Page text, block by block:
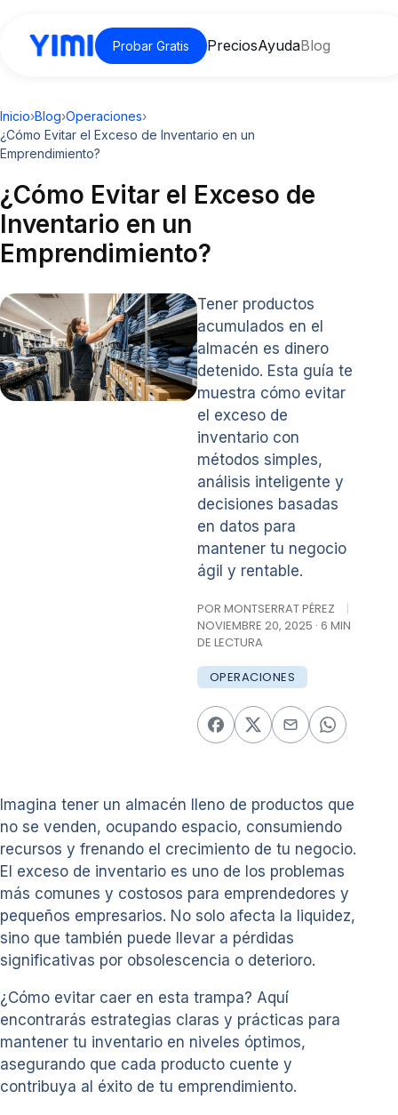
Probar Gratis PreciosAyudaBlog
Inicio›Blog›Operaciones›
¿Cómo Evitar el Exceso de Inventario en un
Emprendimiento?
¿Cómo Evitar el Exceso de
Inventario en un
Emprendimiento?
Tener productos
acumulados en el
almacén es dinero
detenido. Esta guía te
muestra cómo evitar
el exceso de
inventario con
métodos simples,
análisis inteligente y
decisiones basadas
en datos para
mantener tu negocio
ágil y rentable.
POR MONTSERRAT PÉREZ
|
NOVIEMBRE 20, 2025 · 6 MIN
DE LECTURA
OPERACIONES
Imagina tener un almacén lleno de productos que
no se venden, ocupando espacio, consumiendo
recursos y frenando el crecimiento de tu negocio.
El exceso de inventario es uno de los problemas
más comunes y costosos para emprendedores y
pequeños empresarios. No solo afecta la liquidez,
sino que también puede llevar a pérdidas
significativas por obsolescencia o deterioro.
¿Cómo evitar caer en esta trampa? Aquí
encontrarás estrategias claras y prácticas para
mantener tu inventario en niveles óptimos,
asegurando que cada producto cuente y
contribuya al éxito de tu emprendimiento.